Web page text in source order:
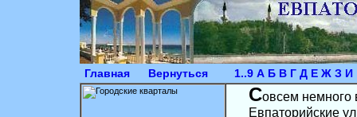
Главная Вернуться 1..9 А Б В Г Д Е Ж З И
Совсем немного
Евпаторийские